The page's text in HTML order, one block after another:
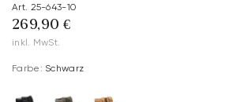
Art. 25-643-10
269,90 €
inkl. MwSt.
Farbe: Schwarz